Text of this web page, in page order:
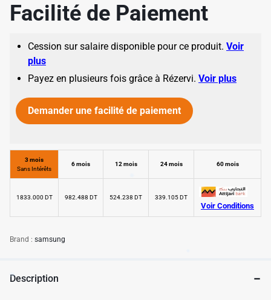
Facilité de Paiement
Cession sur salaire disponible pour ce produit. Voir
plus
Payez en plusieurs fois grâce à Rézervi. Voir plus
Demander une facilité de paiement
3 mois
Sans Intérêts
6 mois 12 mois 24 mois 60 mois
1833.000 DT 982.488 DT 524.238 DT 339.105 DT
Voir Conditions
Brand : samsung
Description